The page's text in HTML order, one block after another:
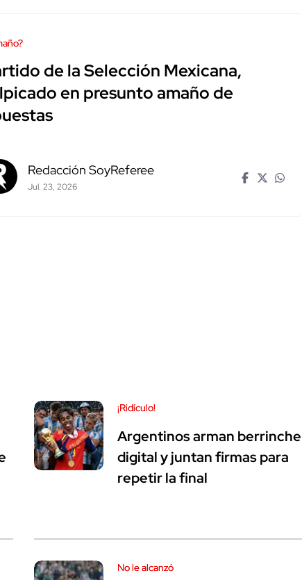
de la Selección Mexicana,
en presunto amaño de
Redacción SoyReferee
Jul. 23, 2026
¡Ridículo!
Argentinos arman berrinche
digital y juntan firmas para
repetir la final
No le alcanzó